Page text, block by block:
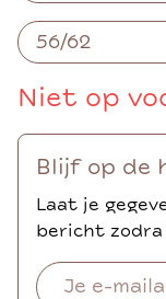
Niet op
Blijf op de
Laat je
bericht zodra